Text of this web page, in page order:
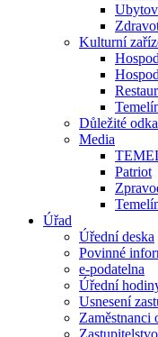
Kulturní
Důležité
Media
Patriot
Úřad
Úřední deska
Povinné
e-podatelna
Úřední
Usnesení
Zaměstnanci